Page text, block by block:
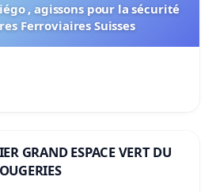
, agissons pour la sécurité
Ferroviaires Suisses
GRAND ESPACE VERT DU